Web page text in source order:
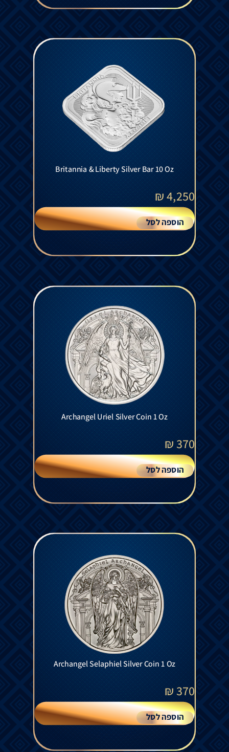
Britannia & Liberty Silver Bar 10 Oz
4,250
₪
הוספה לסל
Archangel Uriel Silver Coin 1 Oz
370
₪
הוספה לסל
Archangel Selaphiel Silver Coin 1 Oz
370
₪
הוספה לסל